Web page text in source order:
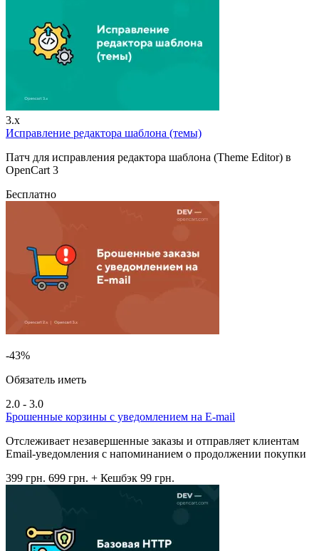
3.x
Исправление редактора шаблона (темы)
Патч для исправления редактора шаблона (Theme Editor) в
OpenCart 3
Бесплатно
-43%
Обязатель иметь
2.0 - 3.0
Брошенные корзины с уведомлением на E-mail
Отслеживает незавершенные заказы и отправляет клиентам
Email-уведомления с напоминанием о продолжении покупки
399 грн. 699 грн. + Кешбэк 99 грн.